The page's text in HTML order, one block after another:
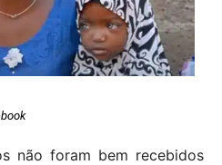
não foram bem recebidos